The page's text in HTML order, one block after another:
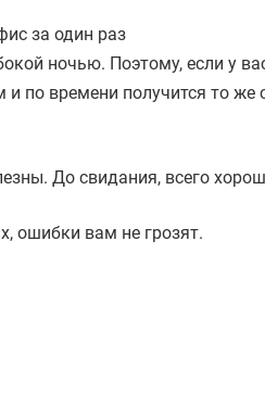
за один раз
ночью. Поэтому, если у
по времени получится то
До свидания, всего
ошибки вам не грозят.